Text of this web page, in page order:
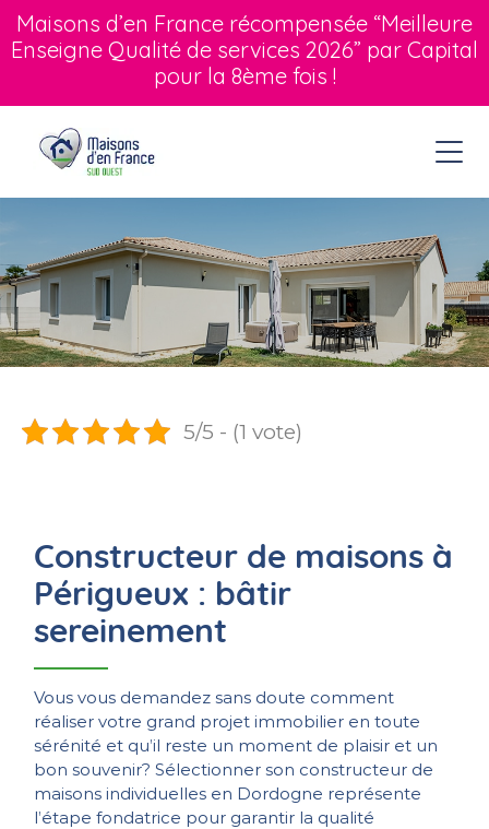
Maisons d’en France récompensée “Meilleure
Enseigne Qualité de services 2026” par Capital
pour la 8ème fois !
5/5 - (1 vote)
Constructeur de maisons à
Périgueux : bâtir
sereinement
Vous vous demandez sans doute comment
réaliser votre grand projet immobilier en toute
sérénité et qu’il reste un moment de plaisir et un
bon souvenir? Sélectionner son constructeur de
maisons individuelles en Dordogne représente
l’étape fondatrice pour garantir la qualité